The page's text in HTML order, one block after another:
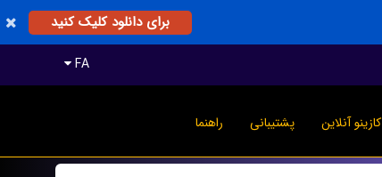
برای دانلود کلیک کنید
FA
کازینو آنلاین پشتیبانی راهنما